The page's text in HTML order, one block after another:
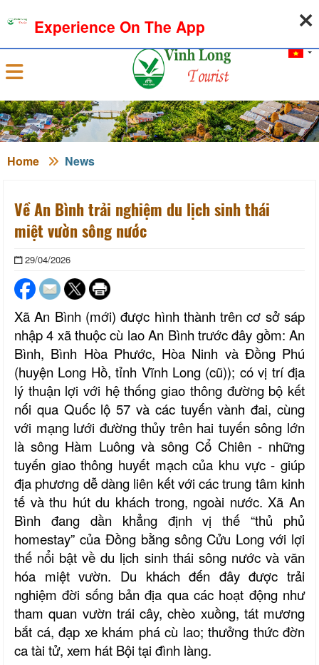
Sign in
Home News
Về An Bình trải nghiệm du lịch sinh thái
miệt vườn sông nước
29/04/2026
Xã An Bình (mới) được hình thành trên cơ sở sáp
nhập 4 xã thuộc cù lao An Bình trước đây gồm: An
Bình, Bình Hòa Phước, Hòa Ninh và Đồng Phú
(huyện Long Hồ, tỉnh Vĩnh Long (cũ)); có vị trí địa
lý thuận lợi với hệ thống giao thông đường bộ kết
nối qua Quốc lộ 57 và các tuyến vành đai, cùng
với mạng lưới đường thủy trên hai tuyến sông lớn
là sông Hàm Luông và sông Cổ Chiên - những
tuyến giao thông huyết mạch của khu vực - giúp
địa phương dễ dàng liên kết với các trung tâm kinh
tế và thu hút du khách trong, ngoài nước. Xã An
Bình đang dần khẳng định vị thế “thủ phủ
homestay” của Đồng bằng sông Cửu Long với lợi
thế nổi bật về du lịch sinh thái sông nước và văn
hóa miệt vườn. Du khách đến đây được trải
nghiệm đời sống bản địa qua các hoạt động như
tham quan vườn trái cây, chèo xuồng, tát mương
bắt cá, đạp xe khám phá cù lao; thưởng thức đờn
ca tài tử, xem hát Bội tại đình làng.
Experience On The App